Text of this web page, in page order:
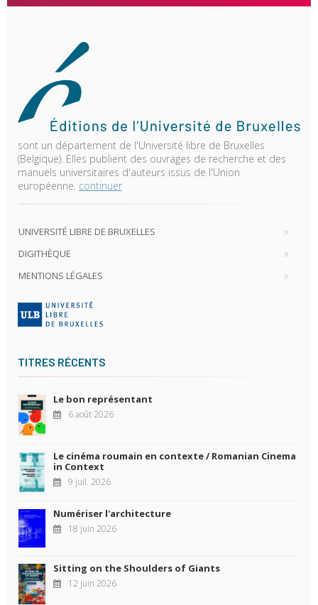
sont un département de l'Université libre de Bruxelles
(Belgique). Elles publient des ouvrages de recherche et des
manuels universitaires d'auteurs issus de l'Union
européenne. continuer
UNIVERSITÉ LIBRE DE BRUXELLES
DIGITHÈQUE
MENTIONS LÉGALES
TITRES RÉCENTS
Le bon représentant
6 août 2026
Le cinéma roumain en contexte / Romanian Cinema
in Context
9 juil. 2026
Numériser l'architecture
18 juin 2026
Sitting on the Shoulders of Giants
12 juin 2026